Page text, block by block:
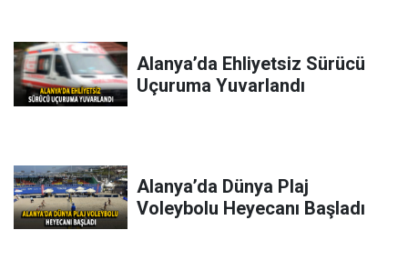
Alanya’da Ehliyetsiz Sürücü
Uçuruma Yuvarlandı
Alanya’da Dünya Plaj
Voleybolu Heyecanı Başladı